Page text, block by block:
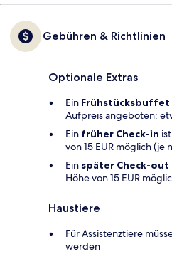
Gebühren & Richtlinien
Optionale Extras
Ein Frühstücksbuffet
Aufpreis angeboten:
Ein früher Check-in
von 15 EUR möglich (je
Ein später Check-out
Höhe von 15 EUR
Haustiere
Für Assistenztiere
werden